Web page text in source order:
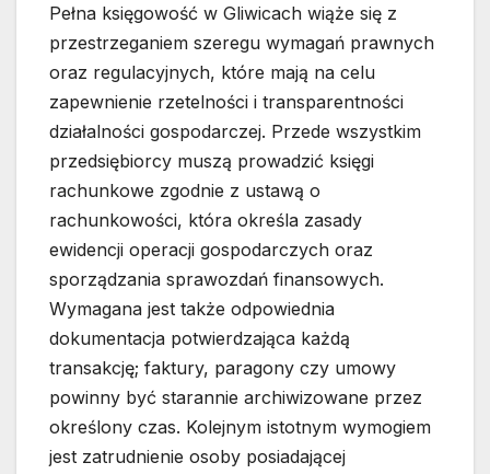
Pełna księgowość w Gliwicach wiąże się z
przestrzeganiem szeregu wymagań prawnych
oraz regulacyjnych, które mają na celu
zapewnienie rzetelności i transparentności
działalności gospodarczej. Przede wszystkim
przedsiębiorcy muszą prowadzić księgi
rachunkowe zgodnie z ustawą o
rachunkowości, która określa zasady
ewidencji operacji gospodarczych oraz
sporządzania sprawozdań finansowych.
Wymagana jest także odpowiednia
dokumentacja potwierdzająca każdą
transakcję; faktury, paragony czy umowy
powinny być starannie archiwizowane przez
określony czas. Kolejnym istotnym wymogiem
jest zatrudnienie osoby posiadającej